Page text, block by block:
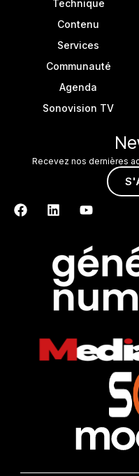
Technique
Contenu
Services
Communauté
Agenda
Sonovision TV
Recevez nos dernières